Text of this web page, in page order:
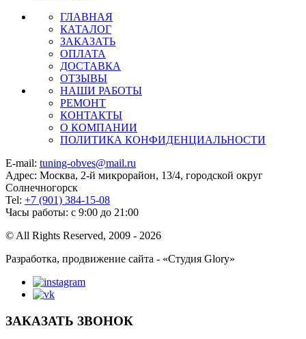
ГЛАВНАЯ
КАТАЛОГ
ЗАКАЗАТЬ
ОПЛАТА
ДОСТАВКА
ОТЗЫВЫ
НАШИ РАБОТЫ
РЕМОНТ
КОНТАКТЫ
О КОМПАНИИ
ПОЛИТИКА КОНФИДЕНЦИАЛЬНОСТИ
E-mail: tuning-obves@mail.ru
Адрес: Москва, 2-й микрорайон, 13/4, городской округ
Солнечногорск
Tel: +7 (901) 384-15-08
Часы работы: с 9:00 до 21:00
© All Rights Reserved, 2009 - 2026
Разработка, продвижение сайта - «Студия Glory»
ЗАКАЗАТЬ ЗВОНОК